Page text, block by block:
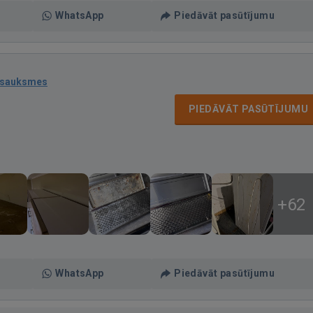
WhatsApp Piedāvāt pasūtījumu
PIEDĀVĀT PASŪTĪJUMU
+62
WhatsApp Piedāvāt pasūtījumu